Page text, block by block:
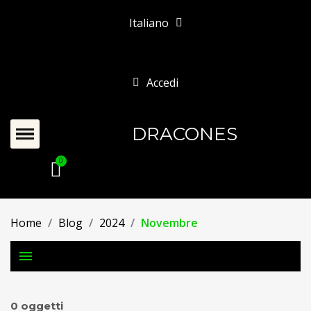
Italiano
Accedi
DRACONES
Home Blog 2024 Novembre
menu
0 oggetti